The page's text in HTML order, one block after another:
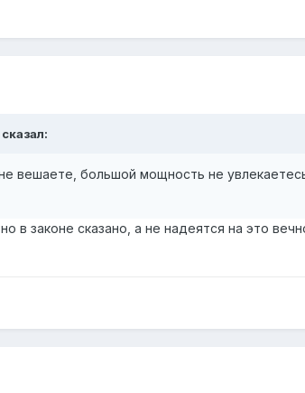
вешаете, большой мощность не
в законе сказано, а не надеятся на это